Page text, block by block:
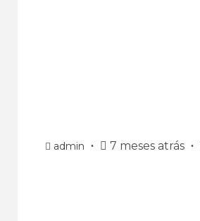
admin 7 meses atrás